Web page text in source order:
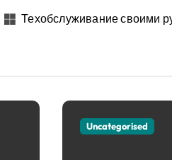
Техобслуживание своими
Uncategorised